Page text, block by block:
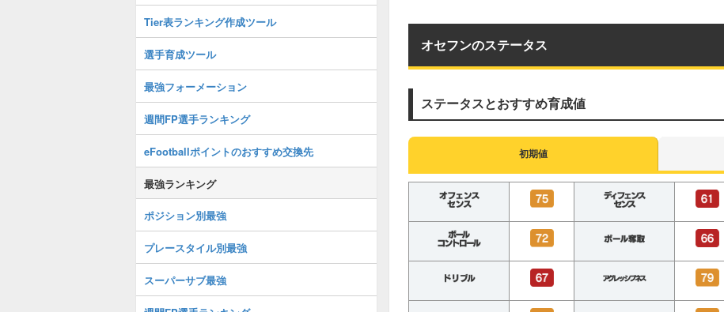
オセフンのステータス
ステータスとおすすめ育成値
初期値
Tier表ランキング作成ツール
選手育成ツール
最強フォーメーション
週間FP選手ランキング
eFootballポイントのおすすめ交換先
最強ランキング
ポジション別最強
プレースタイル別最強
スーパーサブ最強